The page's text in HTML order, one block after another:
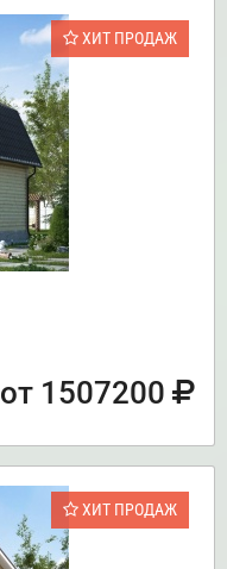
ХИТ ПРОДАЖ
от 1507200
ХИТ ПРОДАЖ